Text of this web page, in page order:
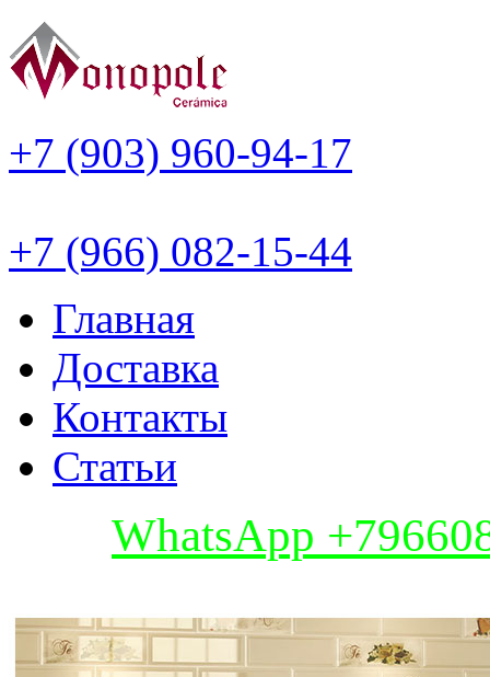
+7 (903) 960-94-17
+7 (966) 082-15-44
Главная
Доставка
Контакты
Статьи
WhatsApp